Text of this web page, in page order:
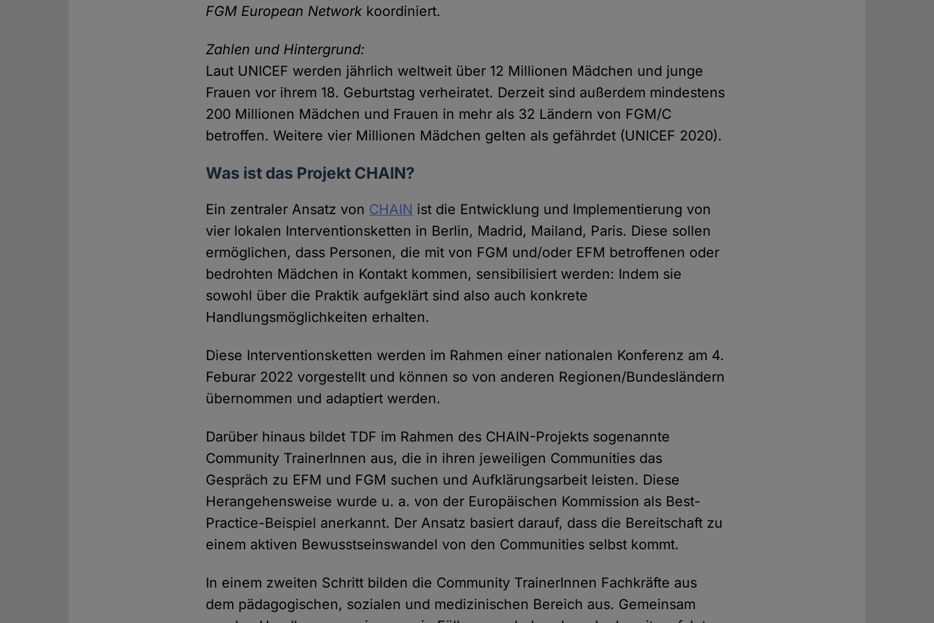
FGM European Network koordiniert.
Zahlen und Hintergrund:
Laut UNICEF werden jährlich weltweit über 12 Millionen Mädchen und junge
Frauen vor ihrem 18. Geburtstag verheiratet. Derzeit sind außerdem mindestens
200 Millionen Mädchen und Frauen in mehr als 32 Ländern von FGM/C
betroffen. Weitere vier Millionen Mädchen gelten als gefährdet (UNICEF 2020).
Was ist das Projekt CHAIN?
Ein zentraler Ansatz von CHAIN ist die Entwicklung und Implementierung von
vier lokalen Interventionsketten in Berlin, Madrid, Mailand, Paris. Diese sollen
ermöglichen, dass Personen, die mit von FGM und/oder EFM betroffenen oder
bedrohten Mädchen in Kontakt kommen, sensibilisiert werden: Indem sie
sowohl über die Praktik aufgeklärt sind also auch konkrete
Handlungsmöglichkeiten erhalten.
Diese Interventionsketten werden im Rahmen einer nationalen Konferenz am 4.
Feburar 2022 vorgestellt und können so von anderen Regionen/Bundesländern
übernommen und adaptiert werden.
Darüber hinaus bildet TDF im Rahmen des CHAIN-Projekts sogenannte
Community TrainerInnen aus, die in ihren jeweiligen Communities das
Gespräch zu EFM und FGM suchen und Aufklärungsarbeit leisten. Diese
Herangehensweise wurde u. a. von der Europäischen Kommission als Best-
Practice-Beispiel anerkannt. Der Ansatz basiert darauf, dass die Bereitschaft zu
einem aktiven Bewusstseinswandel von den Communities selbst kommt.
In einem zweiten Schritt bilden die Community TrainerInnen Fachkräfte aus
dem pädagogischen, sozialen und medizinischen Bereich aus. Gemeinsam